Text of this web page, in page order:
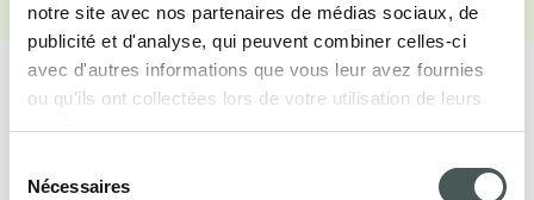
notre site avec nos partenaires de médias sociaux, de
publicité et d'analyse, qui peuvent combiner celles-ci
avec d'autres informations que vous leur avez fournies
ou qu'ils ont collectées lors de votre utilisation de leurs
services.
Nécessaires
Nos produits